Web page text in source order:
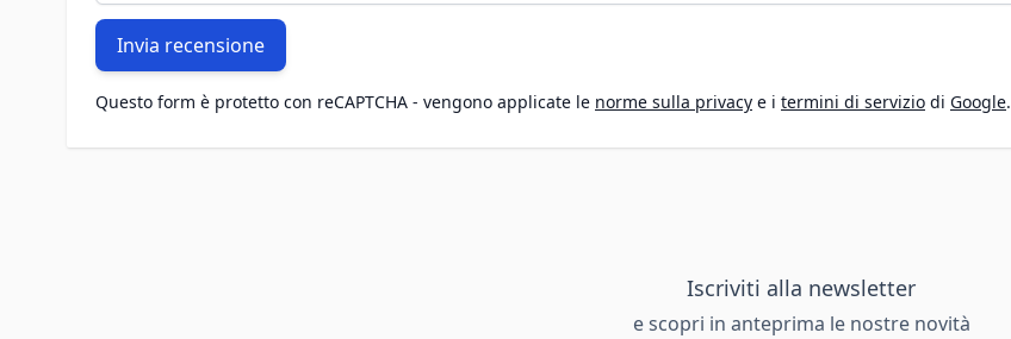
Invia recensione
Questo form è protetto con reCAPTCHA - vengono applicate le norme sulla privacy e i termini di servizio di Google.
Iscriviti alla newsletter
e scopri in anteprima le nostre novità